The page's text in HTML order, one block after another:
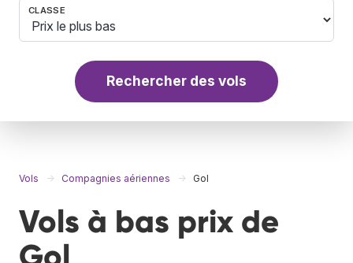
CLASSE
Rechercher des vols
Vols Compagnies aériennes Gol
Vols à bas prix de